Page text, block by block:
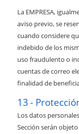
La EMPRESA,
aviso previo, se
cuando considere
indebido de los
uso fraudulento o
cuentas de correo
finalidad de
Los datos
Sección serán